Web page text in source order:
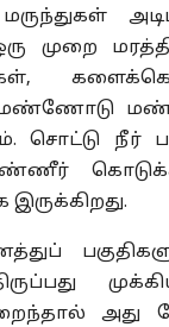
முறை
சொட்டு நீர்
அது